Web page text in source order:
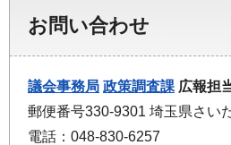
お問い合わせ
議会事務局 政策調査課 広報担
郵便番号330-9301 埼玉県さい
電話：048-830-6257